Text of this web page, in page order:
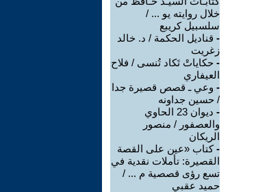
خلال روايته يو ... /
سلسبيل كريبع
- قناديل الحكمة / د. خالد
زغريت
- حكاياتْ تَكاد تُنسى / فلاح
العيفاري
- وعي ـ قصص قصيرة جدا
/ حسين جداونه
-
ديوان 23 الحاوي
والعصفور / منصور
الريكان
-كتاب «عين على القصة
القصيرة: تأملات نقدية في
تسع رؤى قصصية م ... /
حميد عقبي